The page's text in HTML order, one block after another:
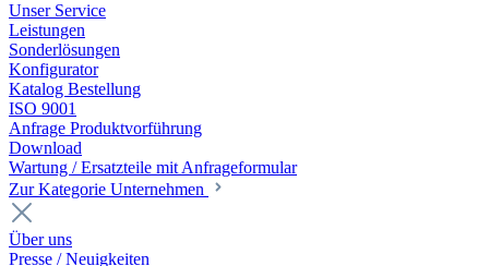
Unser Service
Leistungen
Sonderlösungen
Konfigurator
Katalog Bestellung
ISO 9001
Anfrage Produktvorführung
Download
Wartung / Ersatzteile mit Anfrageformular
Zur Kategorie Unternehmen
Über uns
Presse / Neuigkeiten